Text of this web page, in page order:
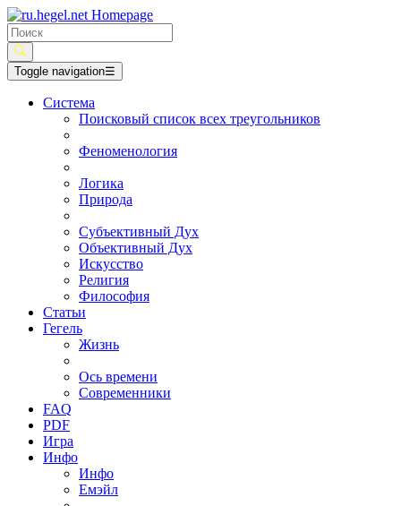
Toggle navigation☰
Система
Поисковый список всех треугольников
Феноменология
Логика
Природа
Субъективный Дух
Объективный Дух
Искусство
Религия
Философия
Статьи
Гегель
Жизнь
Ось времени
Современники
FAQ
PDF
Игра
Инфо
Инфо
Емэйл